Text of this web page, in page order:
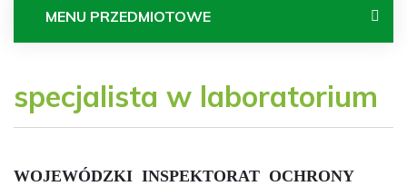
MENU PRZEDMIOTOWE
specjalista w laboratorium
WOJEWÓDZKI INSPEKTORAT OCHRONY